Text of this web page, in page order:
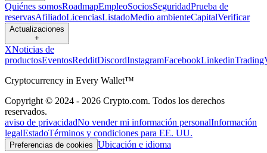
Quiénes somosRoadmapEmpleoSociosSeguridadPrueba de
reservasAfiliadoLicenciasListadoMedio ambienteCapitalVerificar
Actualizaciones
+
XNoticias de
productosEventosRedditDiscordInstagramFacebookLinkedin
Cryptocurrency in Every Wallet™
Copyright © 2024 - 2026 Crypto.com. Todos los derechos
reservados.
aviso de privacidadNo vender mi información personalInformación
legalEstadoTérminos y condiciones para EE. UU.
Preferencias de cookies Ubicación e idioma